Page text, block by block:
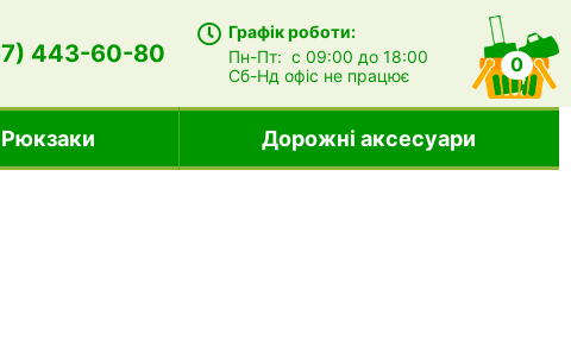
443-60-80
Графік роботи:
Пн-Пт:с 09:00 до 18:00
Сб-Ндофіс не працює 0
Рюкзаки Дорожні аксесуари